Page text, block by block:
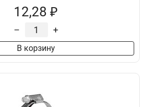
12,28 ₽
– +
В корзину